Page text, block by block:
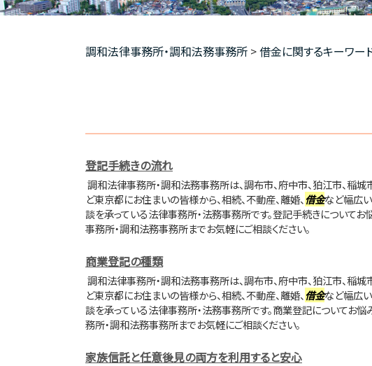
調和法律事務所・調和法務事務所 >借金に関するキーワー
登記手続きの流れ
調和法律事務所・調和法務事務所は、調布市、府中市、狛江市、稲城
ど東京都にお住まいの皆様から、相続、不動産、離婚、借金など幅広
談を承っている法律事務所・法務事務所です。登記手続きについてお
事務所・調和法務事務所までお気軽にご相談ください。
商業登記の種類
調和法律事務所・調和法務事務所は、調布市、府中市、狛江市、稲城
ど東京都にお住まいの皆様から、相続、不動産、離婚、借金など幅広
談を承っている法律事務所・法務事務所です。商業登記についてお
務所・調和法務事務所までお気軽にご相談ください。
家族信託と任意後見の両方を利用すると安心